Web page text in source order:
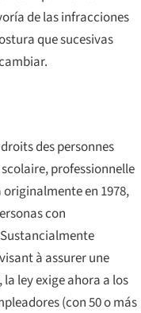
de las infracciones
que sucesivas
des personnes
professionnelle
originalmente en 1978,
con
à assurer une
la ley exige ahora a los
(con 50 o más